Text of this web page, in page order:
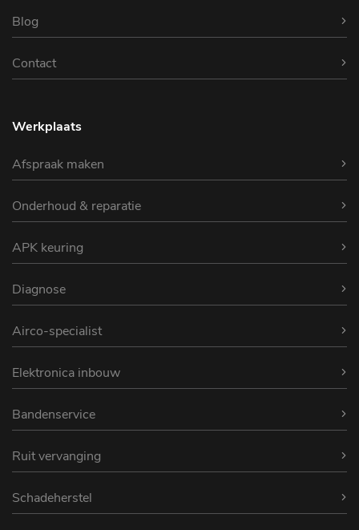
Blog
Contact
Werkplaats
Afspraak maken
Onderhoud & reparatie
APK keuring
Diagnose
Airco-specialist
Elektronica inbouw
Bandenservice
Ruit vervanging
Schadeherstel